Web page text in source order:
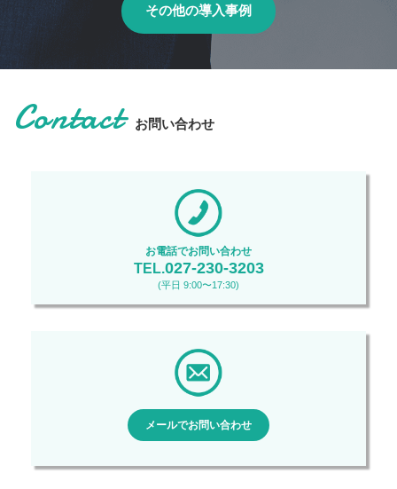
その他の導入事例
Contact お問い合わせ
お電話でお問い合わせ
TEL.027-230-3203
(平日 9:00〜17:30)
メールでお問い合わせ